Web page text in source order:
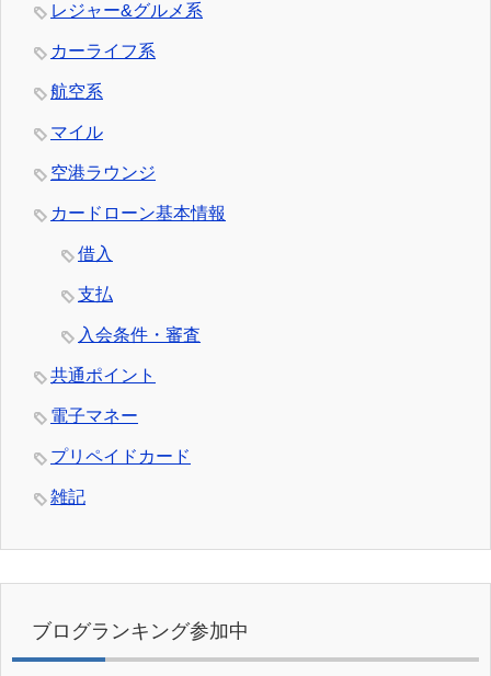
レジャー&グルメ系
カーライフ系
航空系
マイル
空港ラウンジ
カードローン基本情報
借入
支払
入会条件・審査
共通ポイント
電子マネー
プリペイドカード
雑記
ブログランキング参加中